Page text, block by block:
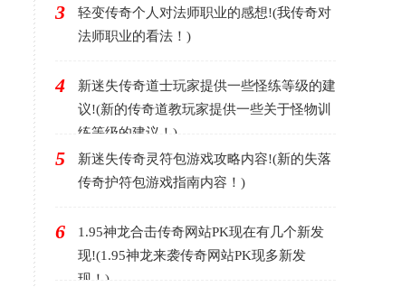
3
轻变传奇个人对法师职业的感想!(我传奇对
法师职业的看法！)
4
新迷失传奇道士玩家提供一些怪练等级的建
议!(新的传奇道教玩家提供一些关于怪物训
练等级的建议！)
5
新迷失传奇灵符包游戏攻略内容!(新的失落
传奇护符包游戏指南内容！)
6
1.95神龙合击传奇网站PK现在有几个新发
现!(1.95神龙来袭传奇网站PK现多新发
现！)